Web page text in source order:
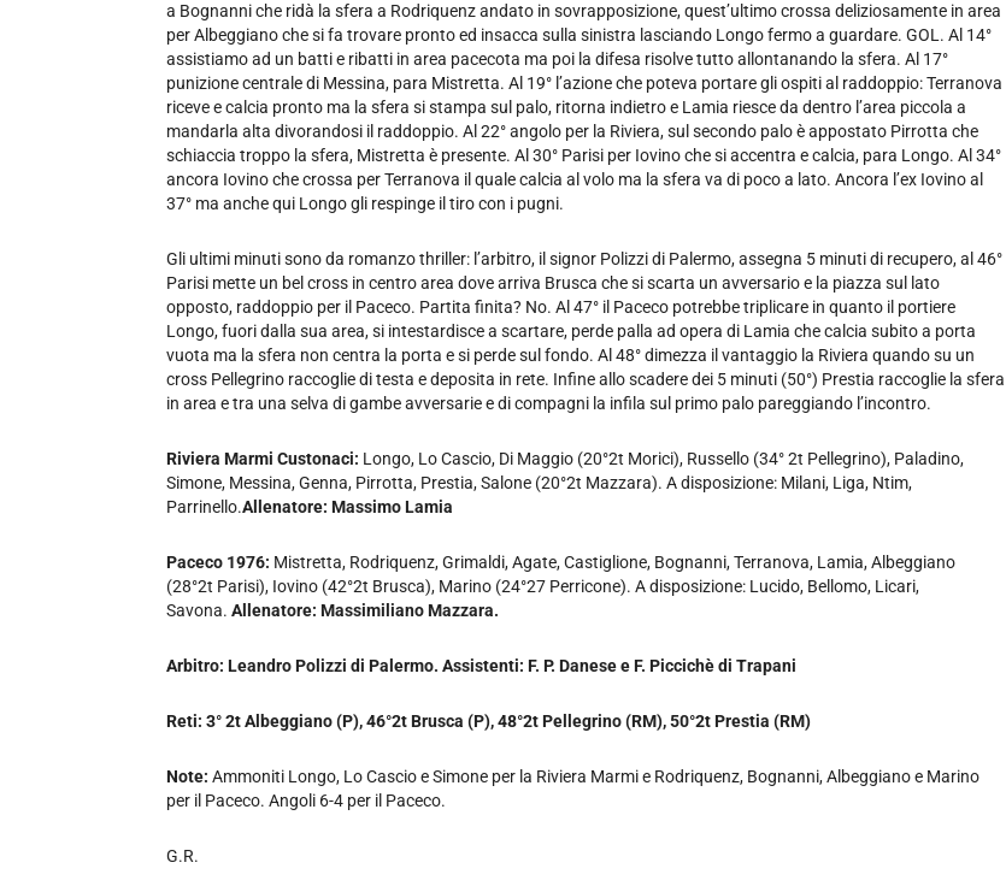
a Bognanni che ridà la sfera a Rodriquenz andato in sovrapposizione, quest’ultimo crossa deliziosamente in area
per Albeggiano che si fa trovare pronto ed insacca sulla sinistra lasciando Longo fermo a guardare. GOL. Al 14°
assistiamo ad un batti e ribatti in area pacecota ma poi la difesa risolve tutto allontanando la sfera. Al 17°
punizione centrale di Messina, para Mistretta. Al 19° l’azione che poteva portare gli ospiti al raddoppio: Terranova
riceve e calcia pronto ma la sfera si stampa sul palo, ritorna indietro e Lamia riesce da dentro l’area piccola a
mandarla alta divorandosi il raddoppio. Al 22° angolo per la Riviera, sul secondo palo è appostato Pirrotta che
schiaccia troppo la sfera, Mistretta è presente. Al 30° Parisi per Iovino che si accentra e calcia, para Longo. Al 34°
ancora Iovino che crossa per Terranova il quale calcia al volo ma la sfera va di poco a lato. Ancora l’ex Iovino al
37° ma anche qui Longo gli respinge il tiro con i pugni.
Gli ultimi minuti sono da romanzo thriller: l’arbitro, il signor Polizzi di Palermo, assegna 5 minuti di recupero, al 46°
Parisi mette un bel cross in centro area dove arriva Brusca che si scarta un avversario e la piazza sul lato
opposto, raddoppio per il Paceco. Partita finita? No. Al 47° il Paceco potrebbe triplicare in quanto il portiere
Longo, fuori dalla sua area, si intestardisce a scartare, perde palla ad opera di Lamia che calcia subito a porta
vuota ma la sfera non centra la porta e si perde sul fondo. Al 48° dimezza il vantaggio la Riviera quando su un
cross Pellegrino raccoglie di testa e deposita in rete. Infine allo scadere dei 5 minuti (50°) Prestia raccoglie la sfera
in area e tra una selva di gambe avversarie e di compagni la infila sul primo palo pareggiando l’incontro.
Riviera Marmi Custonaci: Longo, Lo Cascio, Di Maggio (20°2t Morici), Russello (34° 2t Pellegrino), Paladino,
Simone, Messina, Genna, Pirrotta, Prestia, Salone (20°2t Mazzara). A disposizione: Milani, Liga, Ntim,
Parrinello.Allenatore: Massimo Lamia
Paceco 1976: Mistretta, Rodriquenz, Grimaldi, Agate, Castiglione, Bognanni, Terranova, Lamia, Albeggiano
(28°2t Parisi), Iovino (42°2t Brusca), Marino (24°27 Perricone). A disposizione: Lucido, Bellomo, Licari,
Savona. Allenatore: Massimiliano Mazzara.
Arbitro: Leandro Polizzi di Palermo. Assistenti: F. P. Danese e F. Piccichè di Trapani
Reti: 3° 2t Albeggiano (P), 46°2t Brusca (P), 48°2t Pellegrino (RM), 50°2t Prestia (RM)
Note: Ammoniti Longo, Lo Cascio e Simone per la Riviera Marmi e Rodriquenz, Bognanni, Albeggiano e Marino
per il Paceco. Angoli 6-4 per il Paceco.
G.R.